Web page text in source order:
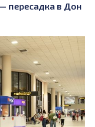
пересадка в Дон